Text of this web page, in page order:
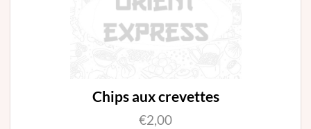
Chips aux crevettes
€2,00